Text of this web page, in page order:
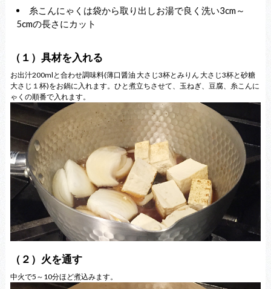
糸こんにゃくは袋から取り出しお湯で良く洗い3cm～
5cmの長さにカット
（１）具材を入れる
お出汁200mlと合わせ調味料(薄口醤油 大さじ3杯とみりん 大さじ3杯と砂糖
大さじ１杯)をお鍋に入れます。ひと煮立ちさせて、玉ねぎ、豆腐、糸こんに
ゃくの順番で入れます。
（２）火を通す
中火で5～10分ほど煮込みます。